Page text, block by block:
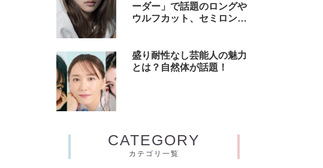
ーダー」で話題のロングや
ウルフカット、セミロング
盛り耐性なし芸能人の魅力
とは？自然体が話題！
CATEGORY
カテゴリ一覧